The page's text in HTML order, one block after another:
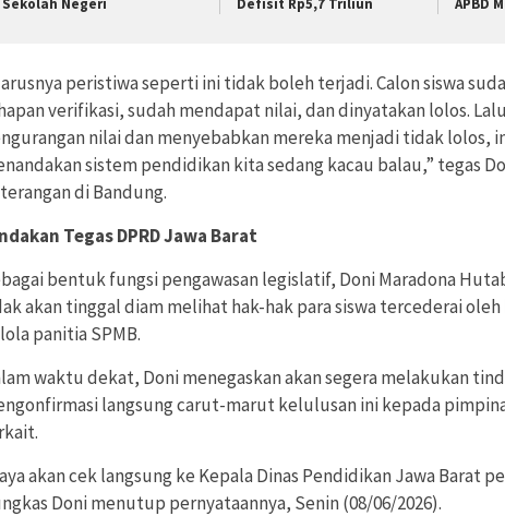
Sekolah Negeri
Defisit Rp5,7 Triliun
APBD
peristiwa seperti ini tidak boleh terjadi. Calon siswa
verifikasi, sudah mendapat nilai, dan dinyatakan lolos.
nilai dan menyebabkan mereka menjadi tidak lolos,
sistem pendidikan kita sedang kacau balau,” tegas
di Bandung.
Tegas DPRD Jawa Barat
bentuk fungsi pengawasan legislatif, Doni Maradona
akan tinggal diam melihat hak-hak para siswa tercederai
panitia SPMB.
waktu dekat, Doni menegaskan akan segera melakukan
langsung carut-marut kelulusan ini kepada
akan cek langsung ke Kepala Dinas Pendidikan Jawa Barat
Doni menutup pernyataannya, Senin (08/06/2026).